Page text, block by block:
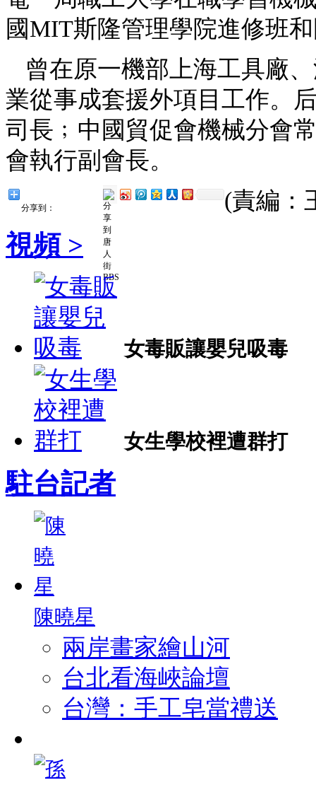
國MIT斯隆管理學院進修班
曾在原一機部上海工具廠
業從事成套援外項目工作。
司長﹔中國貿促會機械分會
會執行副會長。
分享到： (責編：
視頻 >
女毒販讓嬰兒吸毒
女生學校裡遭群打
駐台記者
陳曉星
兩岸畫家繪山河
台北看海峽論壇
台灣：手工皂當禮送